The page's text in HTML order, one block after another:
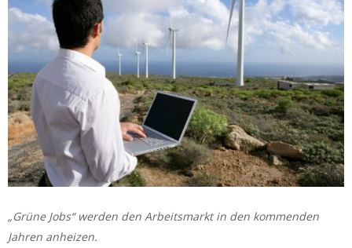
„Grüne Jobs“ werden den Arbeitsmarkt in den kommenden
Jahren anheizen.